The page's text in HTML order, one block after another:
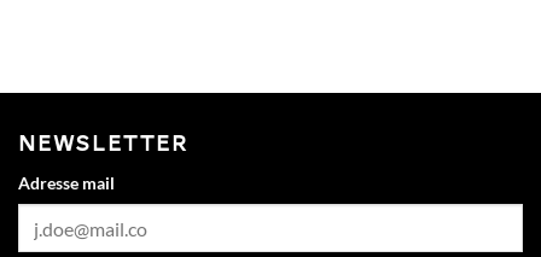
NEWSLETTER
Adresse mail